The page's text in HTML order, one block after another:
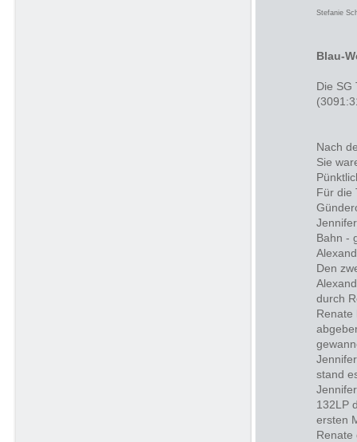
Stefanie
Blau-
Die SG
Nach
Sie
Für die
Bahn -
Den
durch
Renate
stand
132LP
ersten
Renate